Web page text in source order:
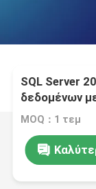
SQL Server
δεδομένων
MOQ：1 τεμ